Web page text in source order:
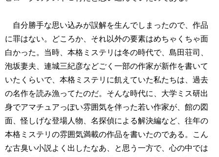
自分勝手な思い込みが誤解を生んでしまったので、作品
に罪はない。どころか、それ以外の要素はめちゃくちゃ面
白かった。当時、本格ミステリは冬の時代で、島田荘司、
泡坂妻夫、連城三紀彦などごく一部の作家が新作を書いて
いたくらいで、本格ミステリに飢えていた私たちは、過去
の名作を読み漁ってたのだ。そんな時代に、大学ミス研出
身でアマチュアっぽい雰囲気を伴った若い作家が、館の図
面、怪しげな登場人物、名探偵による解決編など、往年の
本格ミステリの雰囲気満載の作品を書いたのである。こん
な古臭い小説よく出したなあ、と思う一方で、心の中では